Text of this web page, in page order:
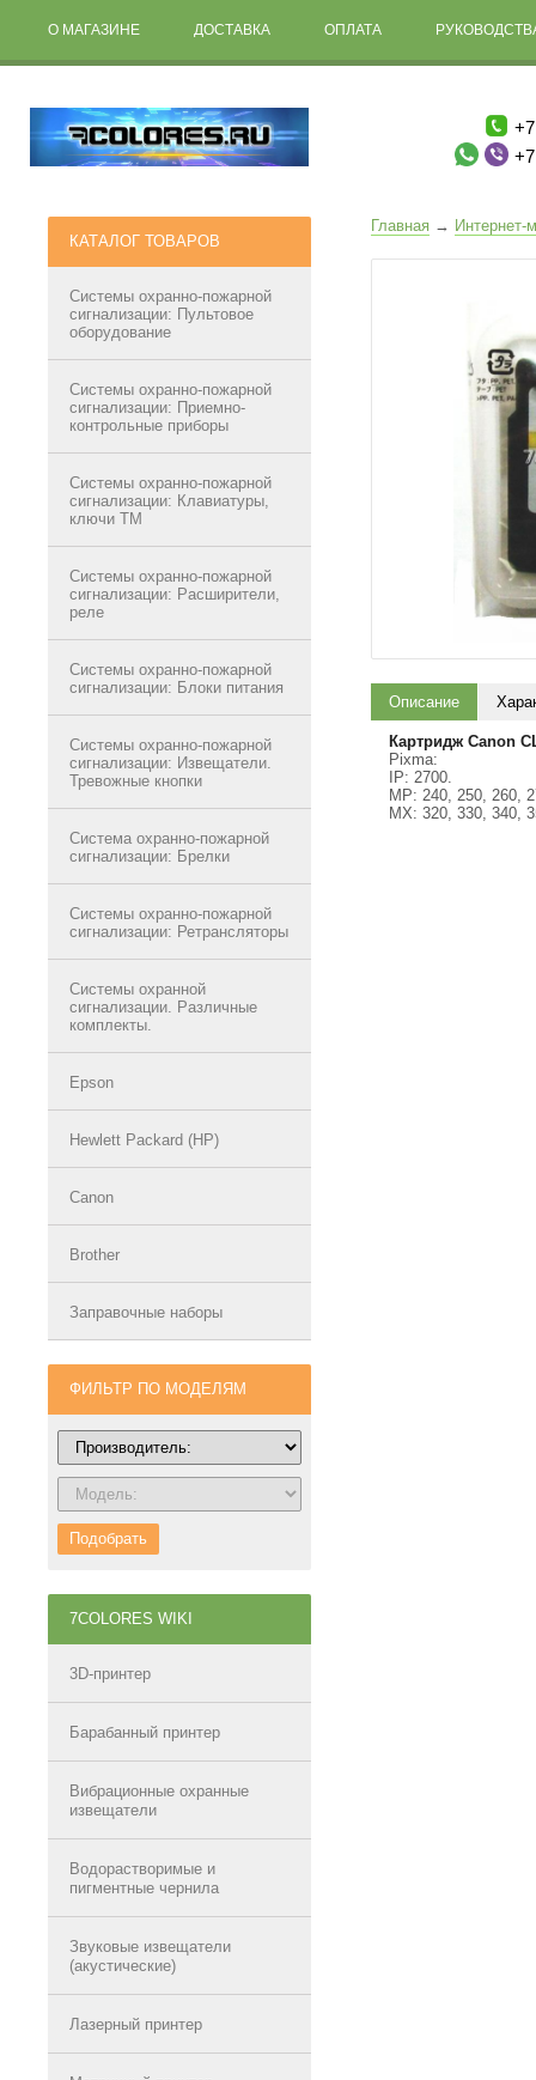
О МАГАЗИНЕ ДОСТАВКА ОПЛАТА
КАТАЛОГ ТОВАРОВ
Системы охранно-пожарной
сигнализации: Пультовое
оборудование
Системы охранно-пожарной
сигнализации: Приемно-
контрольные приборы
Системы охранно-пожарной
сигнализации: Клавиатуры,
ключи ТМ
Системы охранно-пожарной
сигнализации: Расширители,
реле
Системы охранно-пожарной
сигнализации: Блоки питания
Системы охранно-пожарной
сигнализации: Извещатели.
Тревожные кнопки
Система охранно-пожарной
сигнализации: Брелки
Системы охранно-пожарной
сигнализации: Ретрансляторы
Системы охранной
сигнализации. Различные
комплекты.
Epson
Hewlett Packard (HP)
Canon
Brother
Заправочные наборы
ФИЛЬТР ПО МОДЕЛЯМ
Подобрать
7COLORES WIKI
3D-принтер
Барабанный принтер
Вибрационные охранные
извещатели
Водорастворимые и
пигментные чернила
Звуковые извещатели
(акустические)
Лазерный принтер
Главная → Интернет-
Описание
Картридж Canon
Pixma:
IP: 2700.
MP: 240, 250, 260,
MX: 320, 330, 340,